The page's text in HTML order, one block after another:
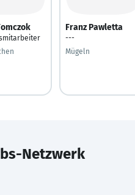
Franz Pawletta
---
Mügeln
Netzwerk